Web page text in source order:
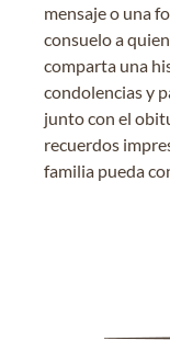
mensaje o una
consuelo a
comparta una
condolencias y
junto con el
recuerdos
familia pueda